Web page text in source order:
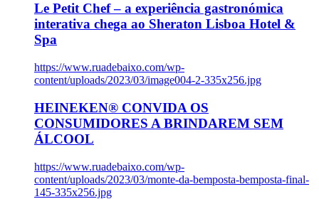
Le Petit Chef – a experiência gastronómica
interativa chega ao Sheraton Lisboa Hotel &
Spa
https://www.ruadebaixo.com/wp-
content/uploads/2023/03/image004-2-335x256.jpg
HEINEKEN® CONVIDA OS
CONSUMIDORES A BRINDAREM SEM
ÁLCOOL
https://www.ruadebaixo.com/wp-
content/uploads/2023/03/monte-da-bemposta-bemposta-final-
145-335x256.jpg